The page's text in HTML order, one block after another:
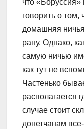
что «Боруссия»
говорить о том,
домашняя
рану. Однако,
самую ничью
как тут не
Частенько
располагается
случае стоит
донетчанам